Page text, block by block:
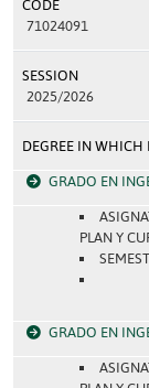
CODE
71024091
SESSION
2025/2026
DEGREE IN WHICH
GRADO EN
PLAN Y
GRADO EN